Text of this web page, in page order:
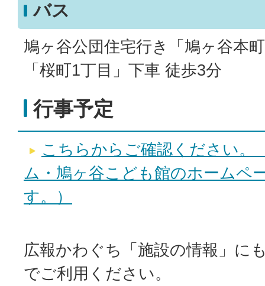
バス
鳩ヶ谷公団住宅行き「鳩ヶ谷本
「桜町1丁目」下車 徒歩3分
行事予定
こちらからご確認ください。
ム・鳩ヶ谷こども館のホームペ
す。）
広報かわぐち「施設の情報」に
でご利用ください。